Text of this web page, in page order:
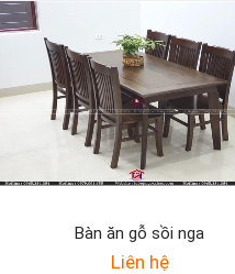
Bàn ăn gỗ sồi nga
Liên hệ